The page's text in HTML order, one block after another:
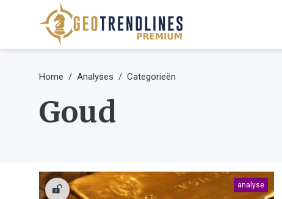
Home Analyses Categorieën
Goud
analyse